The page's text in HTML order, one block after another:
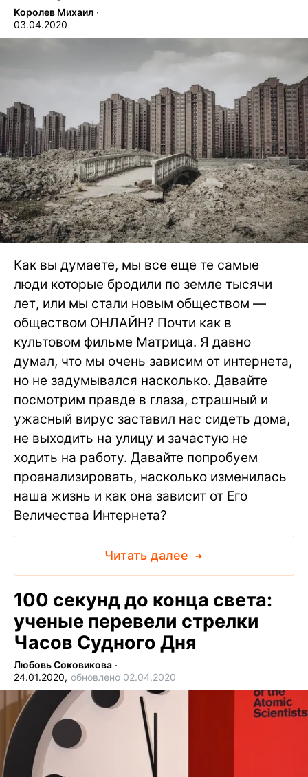
Королев Михаил ∙
03.04.2020
Как вы думаете, мы все еще те самые
люди которые бродили по земле тысячи
лет, или мы стали новым обществом —
обществом ОНЛАЙН? Почти как в
культовом фильме Матрица. Я давно
думал, что мы очень зависим от интернета,
но не задумывался насколько. Давайте
посмотрим правде в глаза, страшный и
ужасный вирус заставил нас сидеть дома,
не выходить на улицу и зачастую не
ходить на работу. Давайте попробуем
проанализировать, насколько изменилась
наша жизнь и как она зависит от Его
Величества Интернета?
Читать далее
100 секунд до конца света:
ученые перевели стрелки
Часов Судного Дня
Любовь Соковикова ∙
24.01.2020, обновлено 02.04.2020